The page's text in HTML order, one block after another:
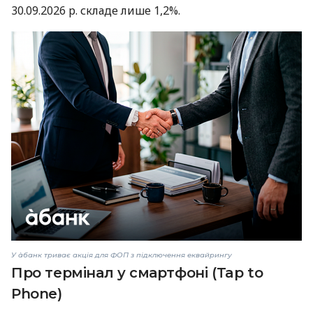
30.09.2026 р. складе лише 1,2%.
У àбанк триває акція для ФОП з підключення еквайрингу
Про термінал у смартфоні (Tap to
Phone)